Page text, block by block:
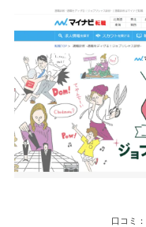
口コミ：